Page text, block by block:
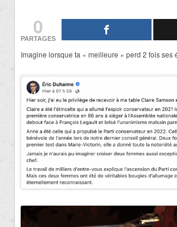
0
PARTAGES
Imagine lorsque ta « meilleure » perd 2 fois ses